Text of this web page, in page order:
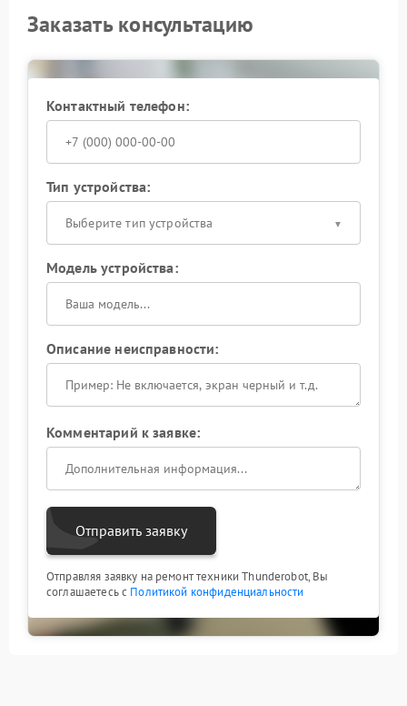
сохранение действующих гарантийных
Заказать консультацию
Контактный телефон:
Тип устройства:
Выберите тип устройства
Модель устройства:
Описание неисправности:
Комментарий к заявке:
Отправить заявку
Отправляя заявку на ремонт техники Thunderobot, Вы
соглашаетесь с Политикой конфиденциальности